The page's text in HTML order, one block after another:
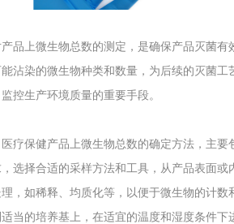
品上微生物总数的测定，是确保产品灭菌
沾染的微生物种类和数量，为后续的灭菌
控生产环境质量的重要手段。
疗保健产品上微生物总数的确定方法，主要
选择合适的采样方法和工具，从产品表面或
，如稀释、均质化等，以便于微生物的计数
当的培养基上，在适宜的温度和湿度条件下